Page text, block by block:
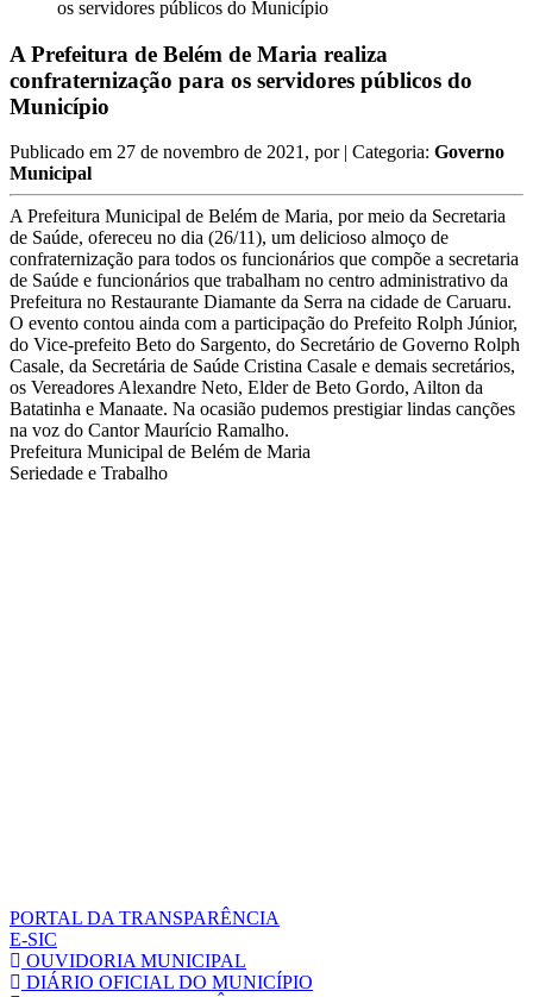
os servidores públicos do Município
A Prefeitura de Belém de Maria realiza
confraternização para os servidores públicos do
Município
Publicado em 27 de novembro de 2021, por | Categoria: Governo
Municipal
A Prefeitura Municipal de Belém de Maria, por meio da Secretaria
de Saúde, ofereceu no dia (26/11), um delicioso almoço de
confraternização para todos os funcionários que compõe a secretaria
de Saúde e funcionários que trabalham no centro administrativo da
Prefeitura no Restaurante Diamante da Serra na cidade de Caruaru.
O evento contou ainda com a participação do Prefeito Rolph Júnior,
do Vice-prefeito Beto do Sargento, do Secretário de Governo Rolph
Casale, da Secretária de Saúde Cristina Casale e demais secretários,
os Vereadores Alexandre Neto, Elder de Beto Gordo, Ailton da
Batatinha e Manaate. Na ocasião pudemos prestigiar lindas canções
na voz do Cantor Maurício Ramalho.
Prefeitura Municipal de Belém de Maria
Seriedade e Trabalho
PORTAL DA TRANSPARÊNCIA
E-SIC
OUVIDORIA MUNICIPAL
DIÁRIO OFICIAL DO MUNICÍPIO